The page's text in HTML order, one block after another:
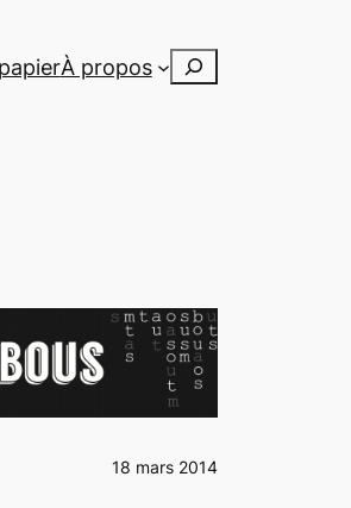
À propos Rechercher
18 mars 2014